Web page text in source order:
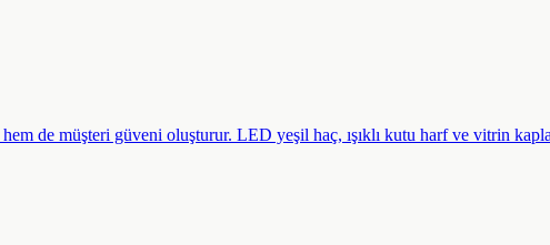
de müşteri güveni oluşturur. LED yeşil haç, ışıklı kutu harf ve vitrin